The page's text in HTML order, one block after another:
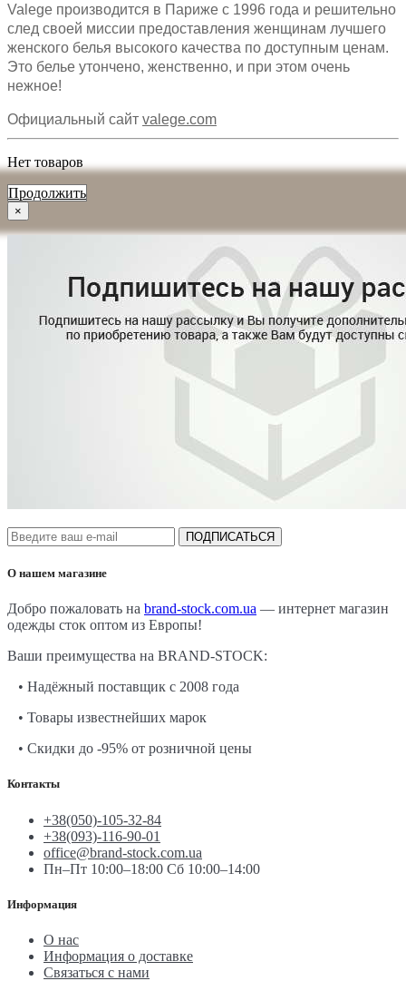
Valege производится в Париже с 1996 года и решительно
след своей миссии предоставления женщинам лучшего
женского белья высокого качества по доступным ценам.
Это белье утончено, женственно, и при этом очень
нежное!
Официальный сайт valege.com
Нет товаров
Продолжить
×
ПОДПИСАТЬСЯ
О нашем магазине
Добро пожаловать на brand-stock.com.ua — интернет магазин
одежды сток оптом из Европы!
Ваши преимущества на BRAND-STOCK:
• Надёжный поставщик с 2008 года
• Товары известнейших марок
• Скидки до -95% от розничной цены
Контакты
+38(050)-105-32-84
+38(093)-116-90-01
office@brand-stock.com.ua
Пн–Пт 10:00–18:00 Сб 10:00–14:00
Информация
О нас
Информация о доставке
Связаться с нами